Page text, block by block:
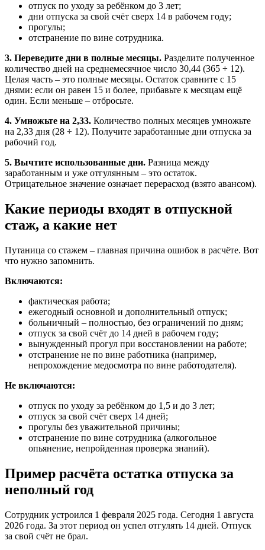
отпуск по уходу за ребёнком до 3 лет;
дни отпуска за свой счёт сверх 14 в рабочем году;
прогулы;
отстранение по вине сотрудника.
3. Переведите дни в полные месяцы. Разделите полученное
количество дней на среднемесячное число 30,44 (365 ÷ 12).
Целая часть – это полные месяцы. Остаток сравните с 15
днями: если он равен 15 и более, прибавьте к месяцам ещё
один. Если меньше – отбросьте.
4. Умножьте на 2,33. Количество полных месяцев умножьте
на 2,33 дня (28 ÷ 12). Получите заработанные дни отпуска за
рабочий год.
5. Вычтите использованные дни. Разница между
заработанным и уже отгулянным – это остаток.
Отрицательное значение означает перерасход (взято авансом).
Какие периоды входят в отпускной
стаж, а какие нет
Путаница со стажем – главная причина ошибок в расчёте. Вот
что нужно запомнить.
Включаются:
фактическая работа;
ежегодный основной и дополнительный отпуск;
больничный – полностью, без ограничений по дням;
отпуск за свой счёт до 14 дней в рабочем году;
вынужденный прогул при восстановлении на работе;
отстранение не по вине работника (например,
непрохождение медосмотра по вине работодателя).
Не включаются:
отпуск по уходу за ребёнком до 1,5 и до 3 лет;
отпуск за свой счёт сверх 14 дней;
прогулы без уважительной причины;
отстранение по вине сотрудника (алкогольное
опьянение, непройденная проверка знаний).
Пример расчёта остатка отпуска за
неполный год
Сотрудник устроился 1 февраля 2025 года. Сегодня 1 августа
2026 года. За этот период он успел отгулять 14 дней. Отпуск
за свой счёт не брал.